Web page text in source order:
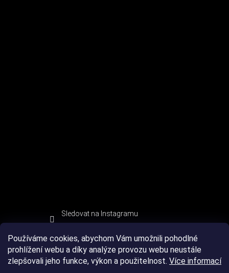
Používáme cookies, abychom Vám umožnili pohodlné
prohlížení webu a díky analýze provozu webu neustále
zlepšovali jeho funkce, výkon a použitelnost. Více informací
Sledovat na Instagramu